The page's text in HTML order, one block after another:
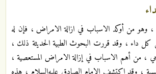
وهو من أوكد الاسباب في ازالة الامراض ، فإن له
من كل داء ، وقد قررت البحوث الطبية الحديثة ذلك ،
من أهم الاسباب في إزالة الامراض المستعصية ،